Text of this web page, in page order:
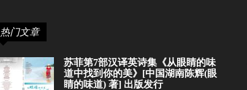
热门文章
苏菲第7部汉译英诗集《从眼睛的味
道中找到你的美》[中国湖南陈辉(眼
睛的味道) 著] 出版发行